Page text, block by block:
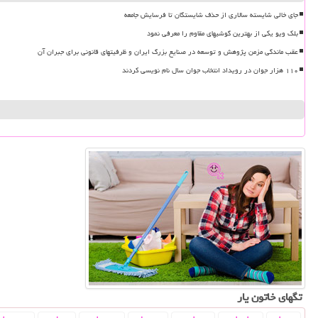
جای خالی شایسته سالاری از حذف شایستگان تا فرسایش جامعه
بلک ویو یکی از بهترین گوشیهای مقاوم را معرفی نمود
عقب ماندگی مزمن پژوهش و توسعه در صنایع بزرگ ایران و ظرفیتهای قانونی برای جبران آن
۱۱۰ هزار جوان در رویداد انتخاب جوان سال نام نویسی کردند
تگهای خاتون یار